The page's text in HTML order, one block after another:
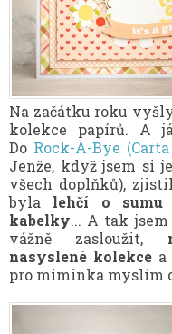
Na začátku roku
kolekce papírů. A
Do Rock-A-Bye
Jenže, když jsem si
všech doplňků),
byla lehčí o
kabelky... A tak
vážně zasloužit,
nasyslené kolekce
pro miminka myslím